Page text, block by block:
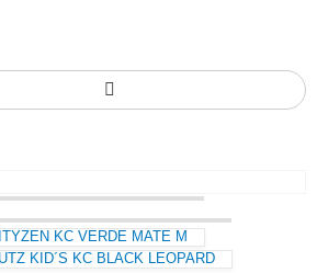
KC VERDE MATE M
KID´S KC BLACK LEOPARD